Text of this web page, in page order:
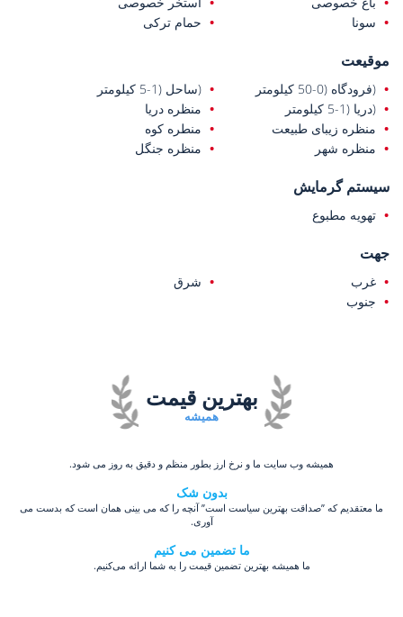
سونا
حمام ترکی
موقیعت
(فرودگاه (0-50 کیلومتر
(ساحل (1-5 کیلومتر
(دریا (1-5 کیلومتر
منظره دریا
منظره زیبای طبیعت
منطره کوه
منظره شهر
منظره جنگل
سیستم گرمایش
تهویه مطبوع
جهت
غرب
شرق
جنوب
همیشه
بهترین قیمت
همیشه وب سایت ما و نرخ ارز بطور منظم و دقیق به روز می شود.
بدون شک
ما معتقدیم که ”صداقت بهترین سیاست است” آنچه را که می بینی همان است که بدست می
آوری.
ما تضمین می کنیم
ما همیشه بهترین تضمین قیمت را به شما ارائه می‌کنیم.